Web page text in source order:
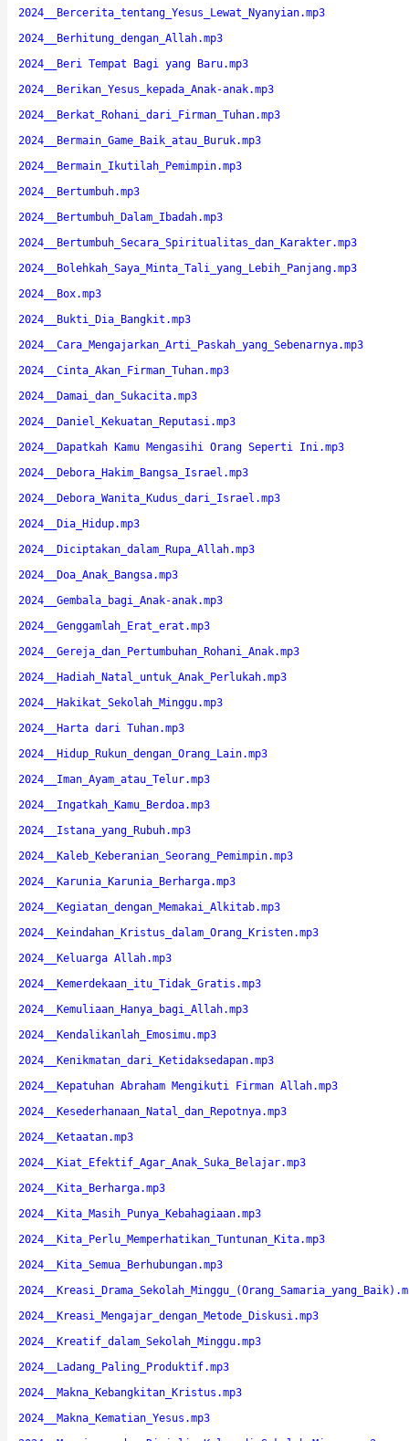
2024__Bercerita_tentang_Yesus_Lewat_Nyanyian.mp3
2024__Berhitung_dengan_Allah.mp3
2024__Beri Tempat Bagi yang Baru.mp3
2024__Berikan_Yesus_kepada_Anak-anak.mp3
2024__Berkat_Rohani_dari_Firman_Tuhan.mp3
2024__Bermain_Game_Baik_atau_Buruk.mp3
2024__Bermain_Ikutilah_Pemimpin.mp3
2024__Bertumbuh.mp3
2024__Bertumbuh_Dalam_Ibadah.mp3
2024__Bertumbuh_Secara_Spiritualitas_dan_Karakter.mp3
2024__Bolehkah_Saya_Minta_Tali_yang_Lebih_Panjang.mp3
2024__Box.mp3
2024__Bukti_Dia_Bangkit.mp3
2024__Cara_Mengajarkan_Arti_Paskah_yang_Sebenarnya.mp3
2024__Cinta_Akan_Firman_Tuhan.mp3
2024__Damai_dan_Sukacita.mp3
2024__Daniel_Kekuatan_Reputasi.mp3
2024__Dapatkah Kamu Mengasihi Orang Seperti Ini.mp3
2024__Debora_Hakim_Bangsa_Israel.mp3
2024__Debora_Wanita_Kudus_dari_Israel.mp3
2024__Dia_Hidup.mp3
2024__Diciptakan_dalam_Rupa_Allah.mp3
2024__Doa_Anak_Bangsa.mp3
2024__Gembala_bagi_Anak-anak.mp3
2024__Genggamlah_Erat_erat.mp3
2024__Gereja_dan_Pertumbuhan_Rohani_Anak.mp3
2024__Hadiah_Natal_untuk_Anak_Perlukah.mp3
2024__Hakikat_Sekolah_Minggu.mp3
2024__Harta dari Tuhan.mp3
2024__Hidup_Rukun_dengan_Orang_Lain.mp3
2024__Iman_Ayam_atau_Telur.mp3
2024__Ingatkah_Kamu_Berdoa.mp3
2024__Istana_yang_Rubuh.mp3
2024__Kaleb_Keberanian_Seorang_Pemimpin.mp3
2024__Karunia_Karunia_Berharga.mp3
2024__Kegiatan_dengan_Memakai_Alkitab.mp3
2024__Keindahan_Kristus_dalam_Orang_Kristen.mp3
2024__Keluarga Allah.mp3
2024__Kemerdekaan_itu_Tidak_Gratis.mp3
2024__Kemuliaan_Hanya_bagi_Allah.mp3
2024__Kendalikanlah_Emosimu.mp3
2024__Kenikmatan_dari_Ketidaksedapan.mp3
2024__Kepatuhan Abraham Mengikuti Firman Allah.mp3
2024__Kesederhanaan_Natal_dan_Repotnya.mp3
2024__Ketaatan.mp3
2024__Kiat_Efektif_Agar_Anak_Suka_Belajar.mp3
2024__Kita_Berharga.mp3
2024__Kita_Masih_Punya_Kebahagiaan.mp3
2024__Kita_Perlu_Memperhatikan_Tuntunan_Kita.mp3
2024__Kita_Semua_Berhubungan.mp3
2024__Kreasi_Mengajar_dengan_Metode_Diskusi.mp3
2024__Kreatif_dalam_Sekolah_Minggu.mp3
2024__Ladang_Paling_Produktif.mp3
2024__Makna_Kebangkitan_Kristus.mp3
2024__Makna_Kematian_Yesus.mp3